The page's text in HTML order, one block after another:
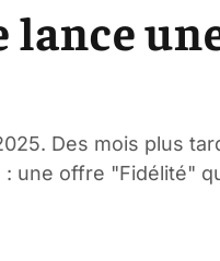
lance
Des mois plus
une offre "Fidélité"